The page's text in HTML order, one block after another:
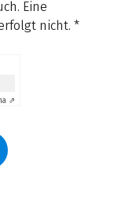
Eine
nicht. *
⇗